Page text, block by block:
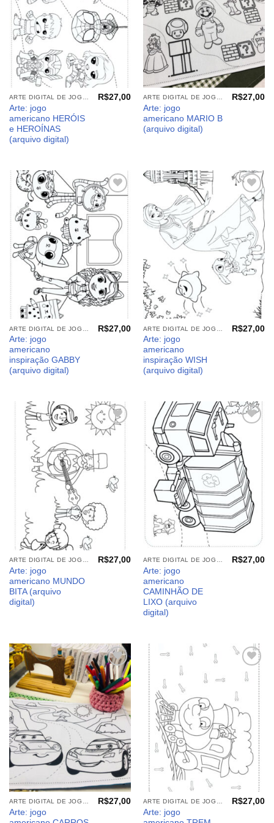
ARTE DIGITAL DE JOGO AMERICANO
Arte: jogo
americano HERÓIS
e HEROÍNAS
(arquivo digital)
R$27,00 ARTE DIGITAL DE JOGO AMERICANO
Arte: jogo
americano MARIO B
(arquivo digital)
R$27,00
Adicionar
aos
meus
desejos
Arte: jogo
americano
inspiração GABBY
(arquivo digital)
R$27,00
Adicionar
aos
meus
desejos
Arte: jogo
americano
inspiração WISH
(arquivo digital)
R$27,00
Adicionar
desejos
Arte: jogo
americano MUNDO
BITA (arquivo
digital)
R$27,00
Adicionar
aos
meus
desejos
Arte: jogo
americano
CAMINHÃO DE
LIXO (arquivo
digital)
R$27,00
Adicionar
aos
meus
desejos
ARTE DIGITAL DE JOGO AMERICANO
Arte: jogo
R$27,00
Adicionar
aos
meus
desejos
ARTE DIGITAL DE JOGO AMERICANO
Arte: jogo
R$27,00